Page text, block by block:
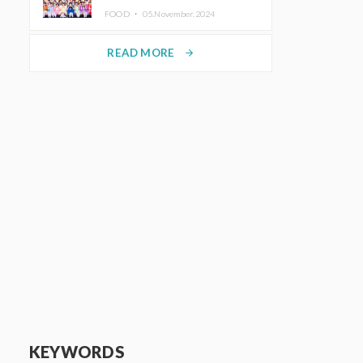
FOOD ・ 05.November.2024
READ MORE arrow_forward
KEYWORDS